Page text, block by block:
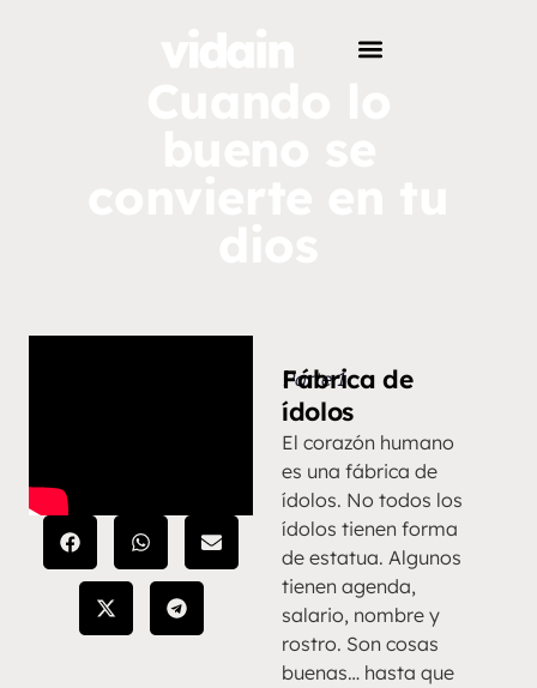
Parte 1
Fábrica de
ídolos
El corazón humano
es una fábrica de
ídolos. No todos los
ídolos tienen forma
de estatua. Algunos
tienen agenda,
salario, nombre y
rostro. Son cosas
buenas… hasta que